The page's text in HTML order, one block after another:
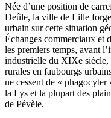
Née d’une position de
Deûle, la ville de Lille
urbain sur cette situation
Échanges commerciaux et
les premiers temps, avant
industrielle du XIXe siècle,
rurales en faubourgs
ne cessent de «
la Lys et la plupart des
de Pévèle.